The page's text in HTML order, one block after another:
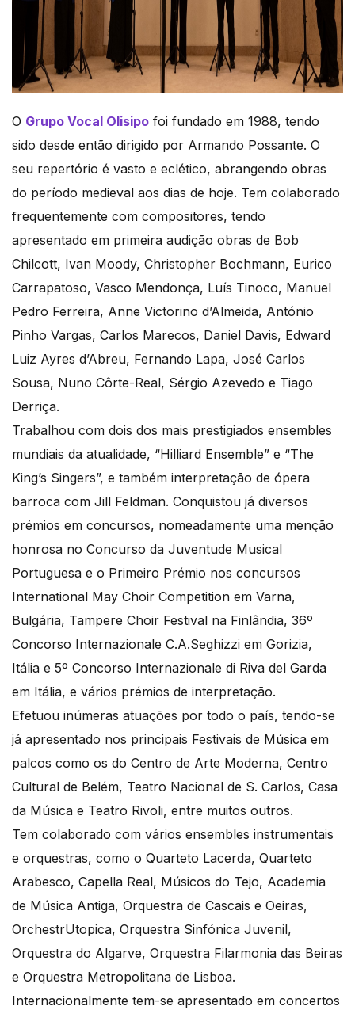
O Grupo Vocal Olisipo foi fundado em 1988, tendo
sido desde então dirigido por Armando Possante. O
seu repertório é vasto e eclético, abrangendo obras
do período medieval aos dias de hoje. Tem colaborado
frequentemente com compositores, tendo
apresentado em primeira audição obras de Bob
Chilcott, Ivan Moody, Christopher Bochmann, Eurico
Carrapatoso, Vasco Mendonça, Luís Tinoco, Manuel
Pedro Ferreira, Anne Victorino d’Almeida, António
Pinho Vargas, Carlos Marecos, Daniel Davis, Edward
Luiz Ayres d’Abreu, Fernando Lapa, José Carlos
Sousa, Nuno Côrte-Real, Sérgio Azevedo e Tiago
Derriça.
Trabalhou com dois dos mais prestigiados ensembles
mundiais da atualidade, “Hilliard Ensemble” e “The
King’s Singers”, e também interpretação de ópera
barroca com Jill Feldman. Conquistou já diversos
prémios em concursos, nomeadamente uma menção
honrosa no Concurso da Juventude Musical
Portuguesa e o Primeiro Prémio nos concursos
International May Choir Competition em Varna,
Bulgária, Tampere Choir Festival na Finlândia, 36º
Concorso Internazionale C.A.Seghizzi em Gorizia,
Itália e 5º Concorso Internazionale di Riva del Garda
em Itália, e vários prémios de interpretação.
Efetuou inúmeras atuações por todo o país, tendo-se
já apresentado nos principais Festivais de Música em
palcos como os do Centro de Arte Moderna, Centro
Cultural de Belém, Teatro Nacional de S. Carlos, Casa
da Música e Teatro Rivoli, entre muitos outros.
Tem colaborado com vários ensembles instrumentais
e orquestras, como o Quarteto Lacerda, Quarteto
Arabesco, Capella Real, Músicos do Tejo, Academia
de Música Antiga, Orquestra de Cascais e Oeiras,
OrchestrUtopica, Orquestra Sinfónica Juvenil,
Orquestra do Algarve, Orquestra Filarmonia das Beiras
e Orquestra Metropolitana de Lisboa.
Internacionalmente tem-se apresentado em concertos